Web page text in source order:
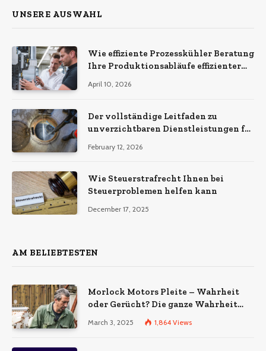
UNSERE AUSWAHL
Wie effiziente Prozesskühler Beratung
Ihre Produktionsabläufe effizienter
April 10, 2026
Der vollständige Leitfaden zu
unverzichtbaren Dienstleistungen für
Gewerbeimmobilie
February 12, 2026
Wie Steuerstrafrecht Ihnen bei
Steuerproblemen helfen kann
December 17, 2025
AM BELIEBTESTEN
Morlock Motors Pleite – Wahrheit
oder Gerücht? Die ganze Wahrheit
über das Unternehmen
March 3, 2025 1,864 Views